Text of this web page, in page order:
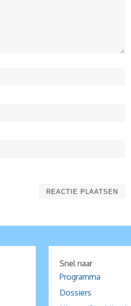
Snel naar
Programma
Dossiers